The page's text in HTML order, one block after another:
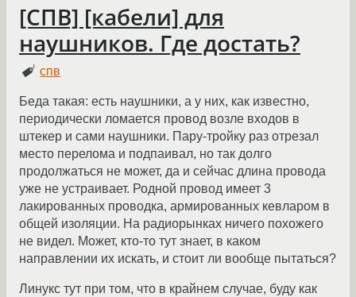
[СПВ] [кабели] для
наушников. Где достать?
спв
Беда такая: есть наушники, а у них, как известно,
периодически ломается провод возле входов в
штекер и сами наушники. Пару-тройку раз отрезал
место перелома и подпаивал, но так долго
продолжаться не может, да и сейчас длина провода
уже не устраивает. Родной провод имеет 3
лакированных проводка, армированных кевларом в
общей изоляции. На радиорынках ничего похожего
не видел. Может, кто-то тут знает, в каком
направлении их искать, и стоит ли вообще пытаться?
Линукс тут при том, что в крайнем случае, буду как